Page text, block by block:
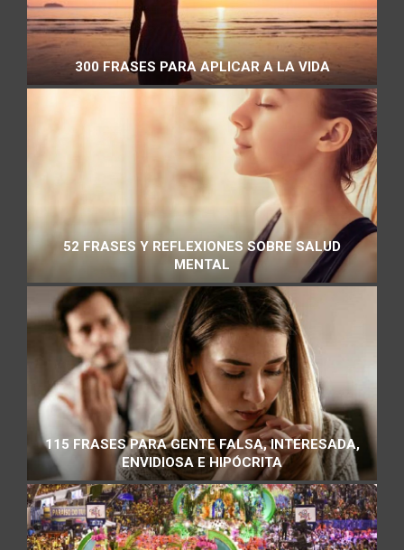
300 FRASES PARA APLICAR A LA VIDA
52 FRASES Y REFLEXIONES SOBRE SALUD
MENTAL
115 FRASES PARA GENTE FALSA, INTERESADA,
ENVIDIOSA E HIPÓCRITA